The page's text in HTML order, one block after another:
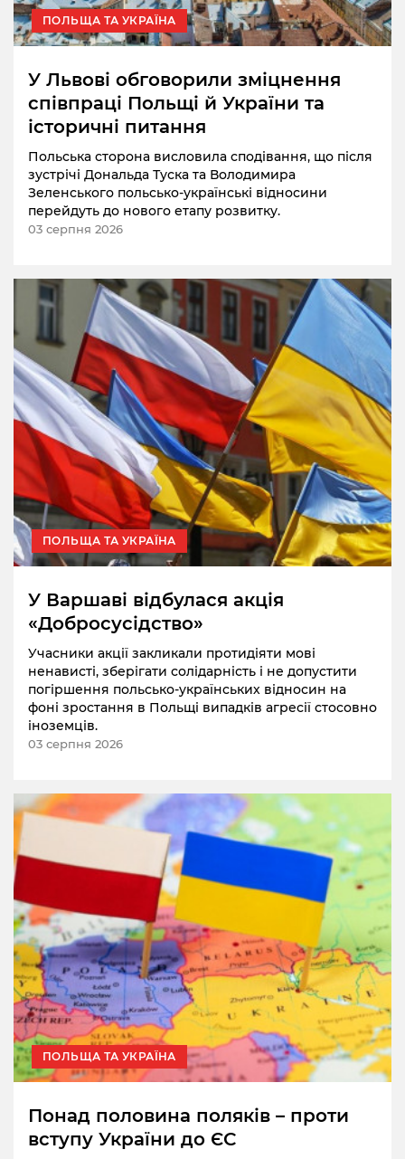
ПОЛЬЩА ТА УКРАЇНА
У Львові обговорили зміцнення
співпраці Польщі й України та
історичні питання
Польська сторона висловила сподівання, що після
зустрічі Дональда Туска та Володимира
Зеленського польсько-українські відносини
перейдуть до нового етапу розвитку.
03 серпня 2026
ПОЛЬЩА ТА УКРАЇНА
У Варшаві відбулася акція
«Добросусідство»
Учасники акції закликали протидіяти мові
ненависті, зберігати солідарність і не допустити
погіршення польсько-українських відносин на
фоні зростання в Польщі випадків агресії стосовно
іноземців.
03 серпня 2026
ПОЛЬЩА ТА УКРАЇНА
Понад половина поляків – проти
вступу України до ЄС